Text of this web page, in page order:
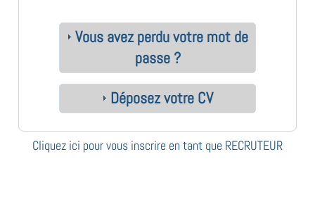
Vous avez perdu votre mot de
passe ?
Déposez votre CV
Cliquez ici pour vous inscrire en tant que RECRUTEUR